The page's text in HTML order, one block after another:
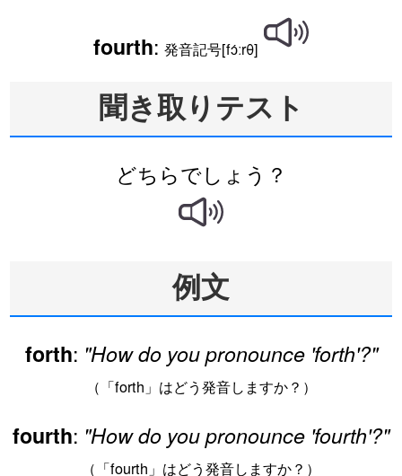
fourth: 発音記号[fɔ́ːrθ]
聞き取りテスト
どちらでしょう？
例文
forth: "How do you pronounce 'forth'?"
（「forth」はどう発音しますか？）
fourth: "How do you pronounce 'fourth'?"
（「fourth」はどう発音しますか？）